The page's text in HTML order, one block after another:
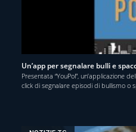
Un’app per segnalare bulli e
Presentata “YouPol”, un’applicazione
click di segnalare episodi di bullismo o